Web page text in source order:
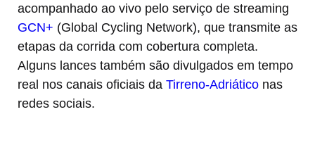
acompanhado ao vivo pelo serviço de streaming
GCN+ (Global Cycling Network), que transmite as
etapas da corrida com cobertura completa.
Alguns lances também são divulgados em tempo
real nos canais oficiais da Tirreno-Adriático nas
redes sociais.